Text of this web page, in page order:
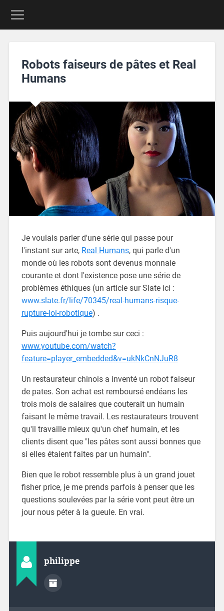
Robots faiseurs de pâtes et Real
Humans
Je voulais parler d'une série qui passe pour
l'instant sur arte, Real Humans, qui parle d'un
monde où les robots sont devenus monnaie
courante et dont l'existence pose une série de
problèmes éthiques (un article sur Slate ici :
www.slate.fr/life/70345/real-humans-risque-
rupture-loi-robotique) .
Puis aujourd'hui je tombe sur ceci :
www.youtube.com/watch?
feature=player_embedded&v=ukNkCnNJuR8
Un restaurateur chinois a inventé un robot faiseur
de pates. Son achat est remboursé endéans les
trois mois de salaires que couterait un humain
faisant le même travail. Les restaurateurs trouvent
qu'il travaille mieux qu'un chef humain, et les
clients disent que "les pâtes sont aussi bonnes que
si elles étaient faites par un humain".
Bien que le robot ressemble plus à un grand jouet
fisher price, je me prends parfois à penser que les
questions soulevées par la série vont peut être un
jour nous péter à la gueule. En vrai.
philippe